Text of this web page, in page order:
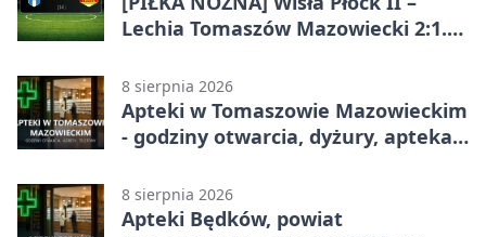
Lechia Tomaszów Mazowiecki 2:1.
w Betclic 3. Lidze Grupa 1 (Grupa I)
8 sierpnia 2026
Apteki w Tomaszowie Mazowieckim
- godziny otwarcia, dyżury, apteka
8 sierpnia 2026
Apteki Będków, powiat